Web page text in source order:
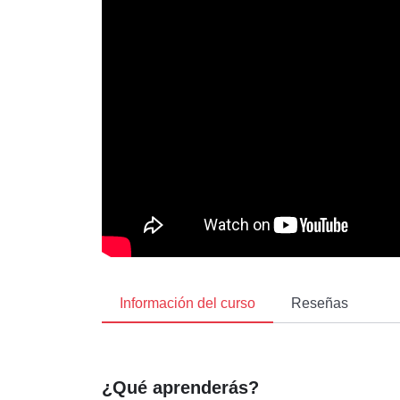
Información del curso Reseñas
¿Qué aprenderás?